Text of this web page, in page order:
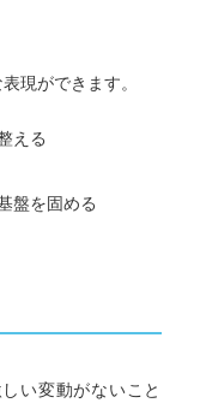
現ができます。
える
盤を固める
い変動がないこと